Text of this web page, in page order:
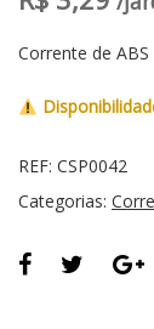
Corrente de
REF: CSP0042
Categorias: